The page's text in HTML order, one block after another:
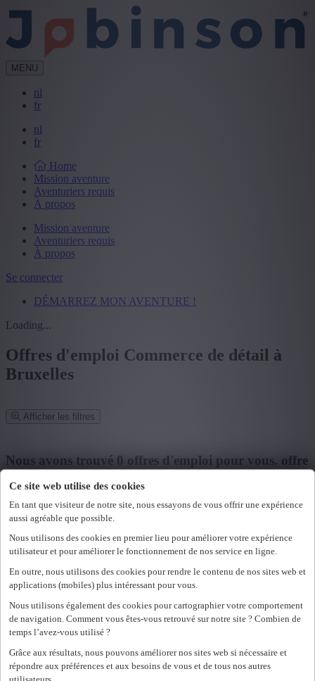
Ce site web utilise des cookies
En tant que visiteur de notre site, nous essayons de vous offrir une expérience
aussi agréable que possible.
Nous utilisons des cookies en premier lieu pour améliorer votre expérience
utilisateur et pour améliorer le fonctionnement de nos service en ligne.
En outre, nous utilisons des cookies pour rendre le contenu de nos sites web et
applications (mobiles) plus intéressant pour vous.
Nous utilisons également des cookies pour cartographier votre comportement
de navigation. Comment vous êtes-vous retrouvé sur notre site ? Combien de
temps l’avez-vous utilisé ?
Grâce aux résultats, nous pouvons améliorer nos sites web si nécessaire et
répondre aux préférences et aux besoins de vous et de tous nos autres
MENU
nl
fr
nl
fr
Home
Mission aventure
Aventuriers requis
À propos
Mission aventure
Aventuriers requis
À propos
Se connecter
DÉMARREZ MON AVENTURE !
Loading...
Offres d'emploi Commerce de détail à
Bruxelles
Afficher les filtres
Mot clé ou fonction/métier ou entreprise
Code postal ou commune
Mes filtres sélectionnés
Effacer tous les filtres
Province
Nous avons trouvé 0 offres d'emploi pour vous. offre
d'emploi pour vous.
Vous ne pouvez pas accéder à cette page ou vous n'êtes plus
connecté.
Se reconnecter.
Une erreur s'est produite. Veuillez réessayer plus tard.